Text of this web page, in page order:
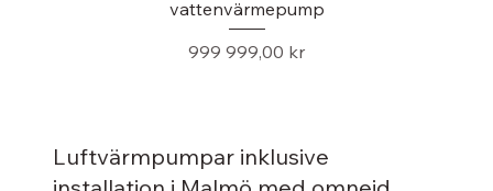
vattenvärmepump
Pris
999 999,00 kr
Luftvärmpumpar inklusive